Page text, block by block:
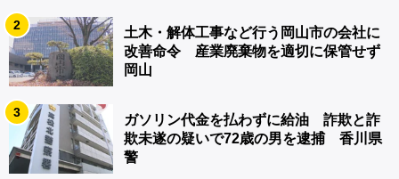
2
土木・解体工事など行う岡山市の会社に
改善命令 産業廃棄物を適切に保管せず
岡山
3
ガソリン代金を払わずに給油 詐欺と詐
欺未遂の疑いで72歳の男を逮捕 香川県
警